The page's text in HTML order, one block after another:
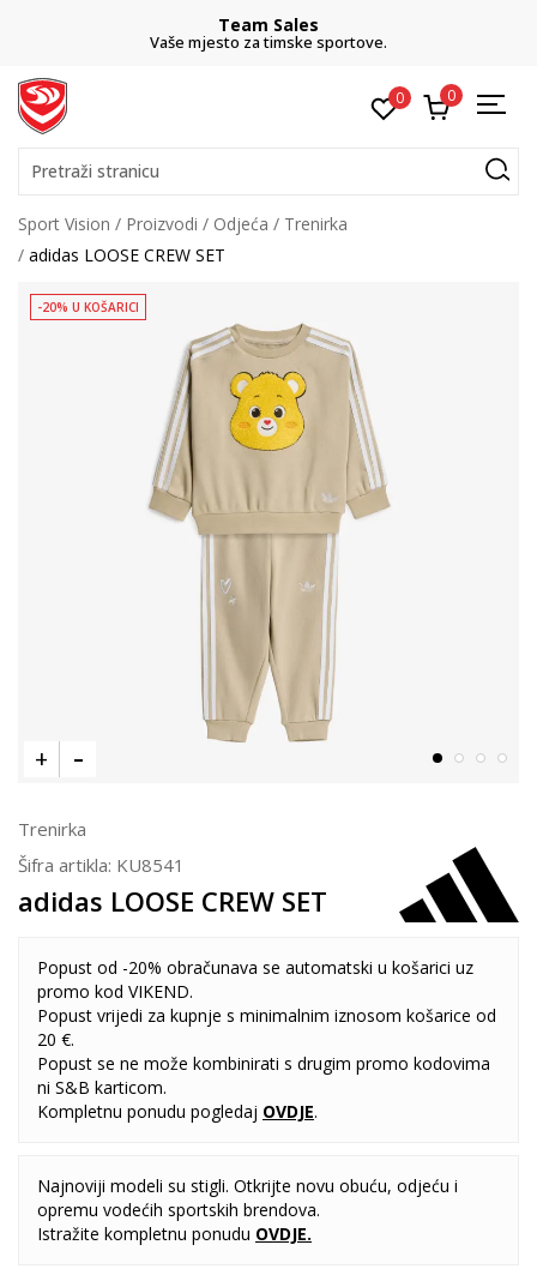
Team Sales
Vaše mjesto za timske sportove.
0 0
Pretraži stranicu
Sport Vision Proizvodi Odjeća
Trenirka
adidas LOOSE CREW SET
-20% U KOŠARICI
Trenirka
Šifra artikla: KU8541
adidas LOOSE CREW SET
Popust od -20% obračunava se automatski u košarici uz
promo kod VIKEND.
Popust vrijedi za kupnje s minimalnim iznosom košarice od
20 €.
Popust se ne može kombinirati s drugim promo kodovima
ni S&B karticom.
Kompletnu ponudu pogledaj OVDJE.
Najnoviji modeli su stigli. Otkrijte novu obuću, odjeću i
opremu vodećih sportskih brendova.
Istražite kompletnu ponudu OVDJE.